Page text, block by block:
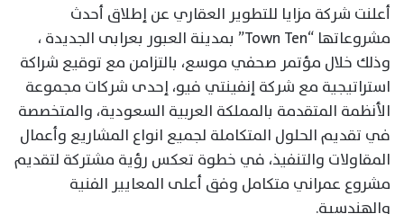
أعلنت شركة مزايا للتطوير العقاري عن إطلاق أحدث
مشروعاتها “Town Ten” بمدينة العبور بعرابى الجديدة ،
وذلك خلال مؤتمر صحفي موسع، بالتزامن مع توقيع شراكة
استراتيجية مع شركة إنفينتي فيو، إحدى شركات مجموعة
الأنظمة المتقدمة بالمملكة العربية السعودية، والمتخصصة
في تقديم الحلول المتكاملة لجميع انواع المشاريع وأعمال
المقاولات والتنفيذ، في خطوة تعكس رؤية مشتركة لتقديم
مشروع عمراني متكامل وفق أعلى المعايير الفنية
والهندسية.